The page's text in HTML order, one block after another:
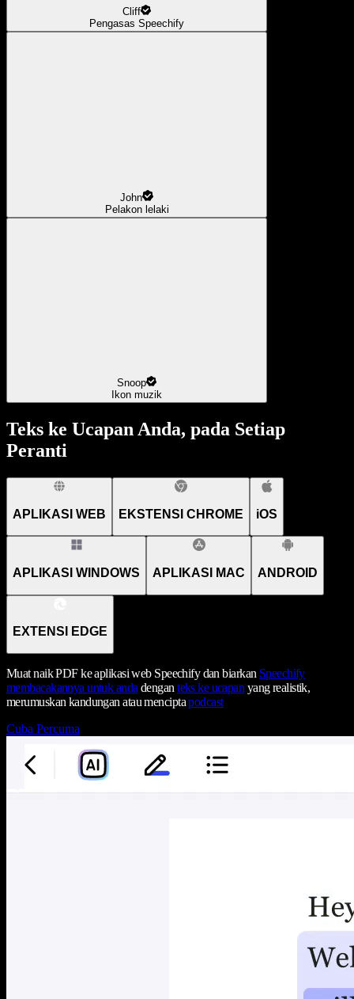
Cliff
Pengasas Speechify
John
Pelakon lelaki
Snoop
Ikon muzik
Teks ke Ucapan Anda, pada Setiap
Peranti
APLIKASI WEB EKSTENSI CHROME iOS
APLIKASI WINDOWS APLIKASI MAC ANDROID
EXTENSI EDGE
Muat naik PDF ke aplikasi web Speechify dan biarkan Speechify
membacakannya untuk anda denganteks ke ucapan yang realistik,
merumuskan kandungan atau menciptapodcast
Cuba Percuma